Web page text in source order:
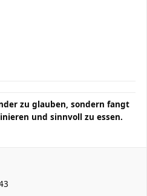
zu glauben, sondern fangt
und sinnvoll zu essen.